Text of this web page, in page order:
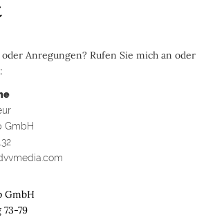
Anregungen? Rufen Sie mich an oder
GmbH
GmbH
79